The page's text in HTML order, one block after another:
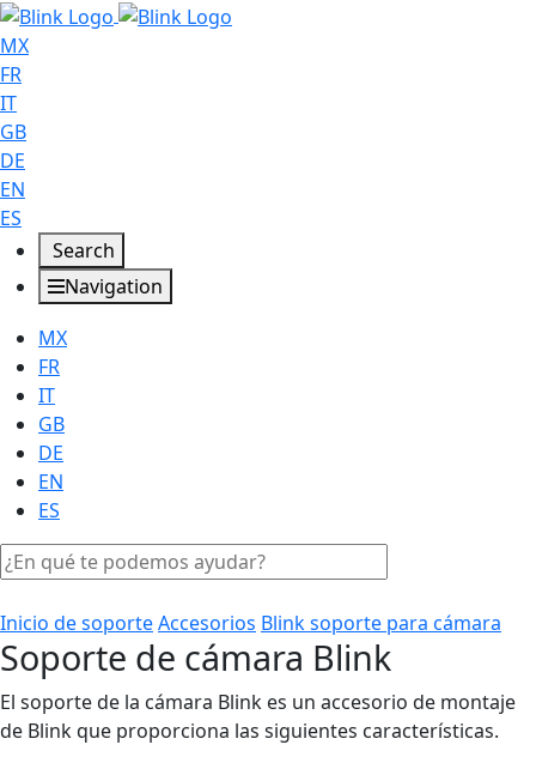
MX
FR
IT
GB
DE
EN
ES
Search
Navigation
MX
FR
IT
GB
DE
EN
ES
Inicio de soporteAccesorios Blink soporte para cámara
Soporte de cámara Blink
El soporte de la cámara Blink es un accesorio de montaje
de Blink que proporciona las siguientes características.